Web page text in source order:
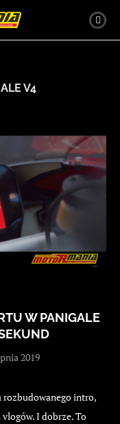
V4
W PANIGALE
2019
rozbudowanego intro,
I dobrze. To